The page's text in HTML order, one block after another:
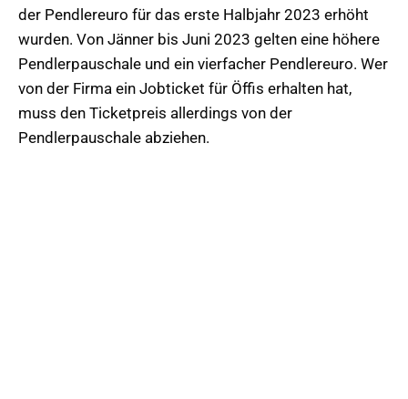
der Pendlereuro für das erste Halbjahr 2023 erhöht
wurden. Von Jänner bis Juni 2023 gelten eine höhere
Pendlerpauschale und ein vierfacher Pendlereuro. Wer
von der Firma ein Jobticket für Öffis erhalten hat,
muss den Ticketpreis allerdings von der
Pendlerpauschale abziehen.